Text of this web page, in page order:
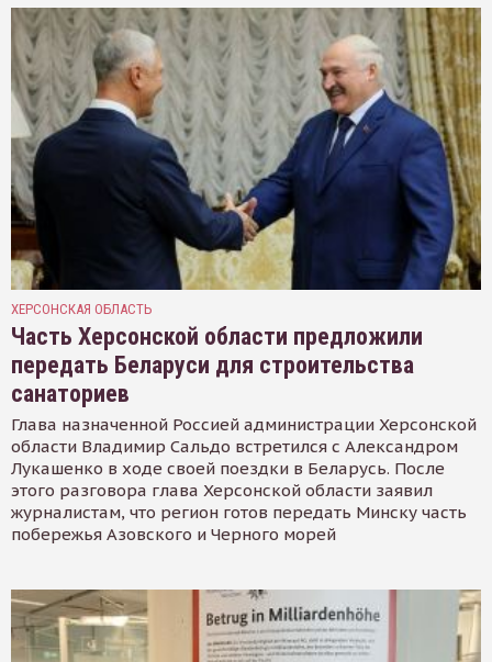
ХЕРСОНСКАЯ ОБЛАСТЬ
Часть Херсонской области предложили
передать Беларуси для строительства
санаториев
Глава назначенной Россией администрации Херсонской
области Владимир Сальдо встретился с Александром
Лукашенко в ходе своей поездки в Беларусь. После
этого разговора глава Херсонской области заявил
журналистам, что регион готов передать Минску часть
побережья Азовского и Черного морей